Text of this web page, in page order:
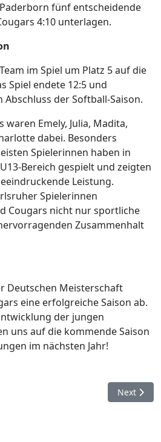
fünf entscheidende
4:10 unterlagen.
im Spiel um Platz 5 auf die
Spiel endete 12:5 und
der Softball-Saison.
Emely, Julia, Madita,
dabei. Besonders
Spielerinnen haben in
Bereich gespielt und zeigten
Leistung.
Spielerinnen
Cougars nicht nur sportliche
Zusammenhalt
Deutschen Meisterschaft
eine erfolgreiche Saison ab.
der jungen
uns auf die kommende Saison
im nächsten Jahr!
Auftakt für die U13 Softball
Next
Next